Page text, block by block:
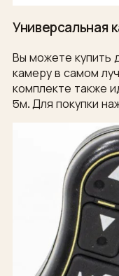
Универсальная
Вы можете купить
камеру в самом
комплекте также
5м. Для покупки